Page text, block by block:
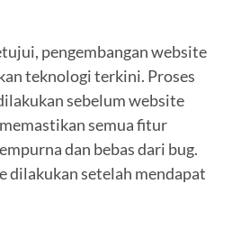
pengembangan website
teknologi terkini. Proses
sebelum website
semua fitur
dan bebas dari bug.
dilakukan setelah mendapat